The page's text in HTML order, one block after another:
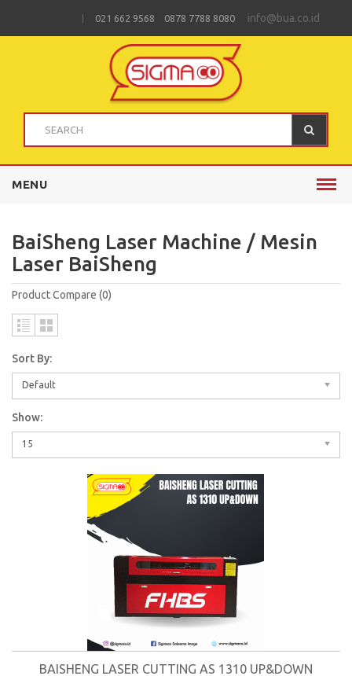
021 662 9568 0878 7788 8080 info@bua.co.id
MENU
BaiSheng Laser Machine / Mesin
Laser BaiSheng
Product Compare (0)
Sort By:
Default
Show:
15
BAISHENG LASER CUTTING AS 1310 UP&DOWN